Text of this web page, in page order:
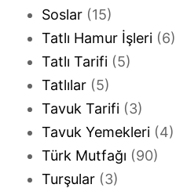
Soslar (15)
Tatlı Hamur İşleri (6)
Tatlı Tarifi (5)
Tatlılar (5)
Tavuk Tarifi (3)
Tavuk Yemekleri (4)
Türk Mutfağı (90)
Turşular (3)